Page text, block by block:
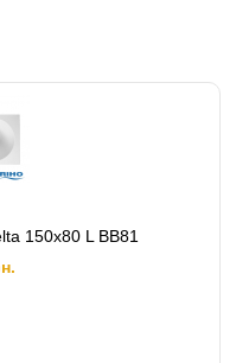
150х80 L BB81